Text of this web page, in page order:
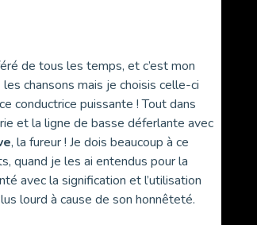
de tous les temps, et c’est mon
chansons mais je choisis celle-ci
conductrice puissante ! Tout dans
et la ligne de basse déferlante avec
, la fureur ! Je dois beaucoup à ce
quand je les ai entendus pour la
avec la signification et l’utilisation
lourd à cause de son honnêteté.